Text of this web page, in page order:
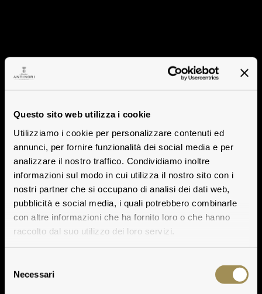
Questo sito web utilizza i cookie
Utilizziamo i cookie per personalizzare contenuti ed
annunci, per fornire funzionalità dei social media e per
analizzare il nostro traffico. Condividiamo inoltre
informazioni sul modo in cui utilizza il nostro sito con i
nostri partner che si occupano di analisi dei dati web,
pubblicità e social media, i quali potrebbero combinarle
con altre informazioni che ha fornito loro o che hanno
raccolto dal suo utilizzo dei loro servizi.
delNecessari